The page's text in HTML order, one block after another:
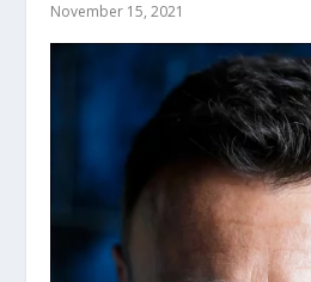
November 15, 2021